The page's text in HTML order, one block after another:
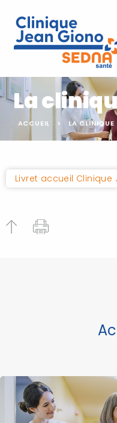
La
ACCUEIL LA
Livret accueil Clinique